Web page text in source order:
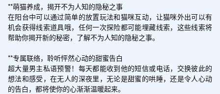
**萌猫养成，揭开不为人知的隐秘之事
在阳台中可以通过简单的放置玩法和猫咪互动，让猫咪外出可以有
机会获得线索道具哦，任何一次探险都可能埋藏线索，这些线索将
帮助你揭开新的秘密，了解不为人知的隐秘之事。
**专属联络，聆听怦然心动的甜蜜告白
超大量男主私语预警！每天都能收到他的短信或电话，交换彼此的
想法和感受，在无人的深夜里，无论是甜蜜的哄睡，还是令人心动
的告白，都将使你的心渐渐温暖起来。